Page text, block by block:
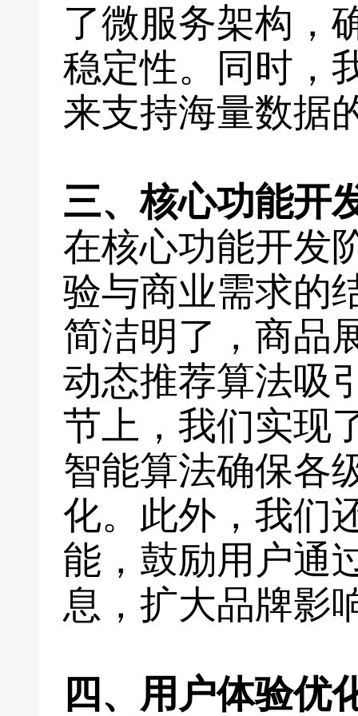
了微服务架构，
稳定性。同时，
来支持海量数据
三、核心功能开
在核心功能开发
验与商业需求的
简洁明了，商品
动态推荐算法吸
节上，我们实现
智能算法确保各
化。此外，我们
能，鼓励用户通
息，扩大品牌影
四、用户体验优